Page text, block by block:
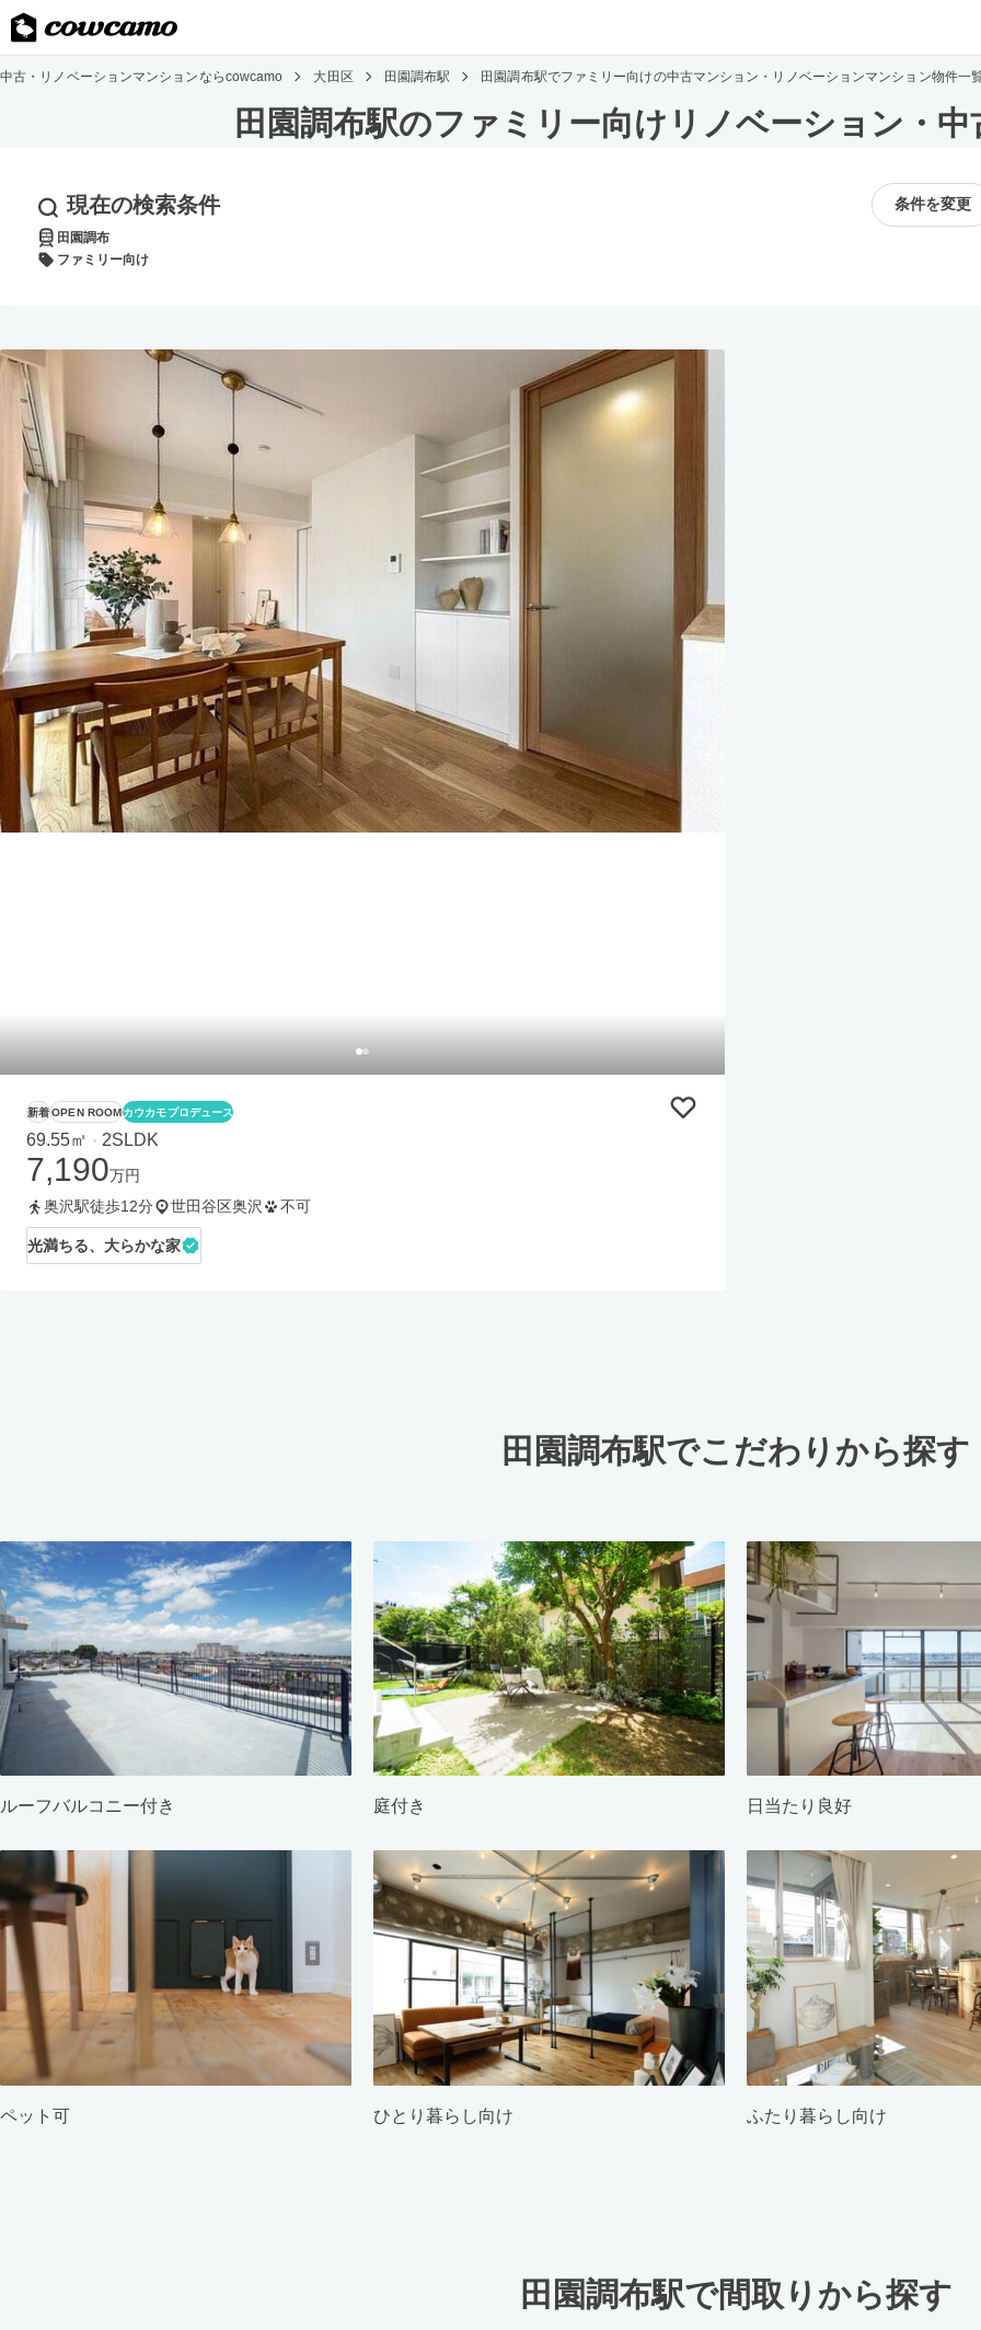
中古・リノベーションマンションならcowcamo 大田区 田園調布駅 田園調布駅でファミリー向けの中古マンション・リノベーションマンション物件一
田園調布駅のファミリー向けリノベーション・
現在の検索条件 条件を変更
田園調布
ファミリー向け
新着 OPEN ROOMカウカモプロデュース
69.55㎡ ・ 2SLDK
7,190万円
奥沢駅徒歩12分
世田谷区奥沢 不可
光満ちる、大らかな家
田園調布駅でこだわりから探す
ルーフバルコニー付き 庭付き 日当たり良好
ペット可 ひとり暮らし向け ふたり暮らし向け
田園調布駅で間取りから探す